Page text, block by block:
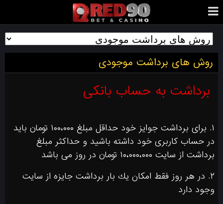
روش های برداشت موجودی
برداشت به حساب بانکی
١. براى برداشت جوايز خود حداقل مبلغ ۱۰۰،٠٠٠ تومان بايد
در حساب كاربرى خود داشته باشيد و حداكثر مبلغ
برداشت از سايت ۱۰،٠٠٠،٠٠٠ تومان در روز مى باشد
٢. در هر روز فقط امكان يك بار برداشت جايزه از سايت
وجود دارد